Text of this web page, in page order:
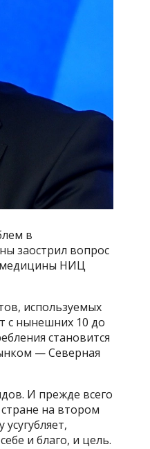
в
заострил вопрос
медицины НИЦ
используемых
с нынешних 10 до
становится
— Северная
И прежде всего
на втором
и благо, и цель.